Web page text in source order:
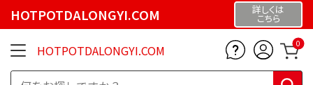
HOTPOTDALONGYI.COM 詳しくは
こちら
HOTPOTDALONGYI.COM 0